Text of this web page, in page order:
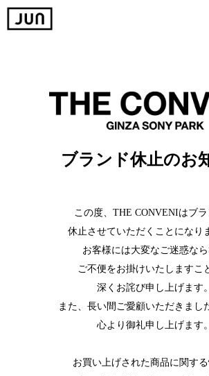
ブランド休止のお
この度、THE CONVENIはブ
休止させていただくことになり
お客様には大変なご迷惑な
ご不便をお掛けいたしますこ
深くお詫び申し上げます。
また、長い間ご愛顧いただきまし
心より御礼申し上げます。
お買い上げされた商品に関す